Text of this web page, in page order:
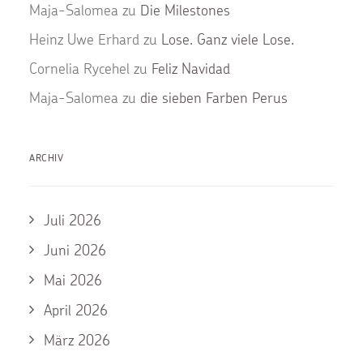
Maja-Salomea zu Die Milestones
Heinz Uwe Erhard zu Lose. Ganz viele Lose.
Cornelia Rycehel zu Feliz Navidad
Maja-Salomea zu die sieben Farben Perus
ARCHIV
Juli 2026
Juni 2026
Mai 2026
April 2026
März 2026